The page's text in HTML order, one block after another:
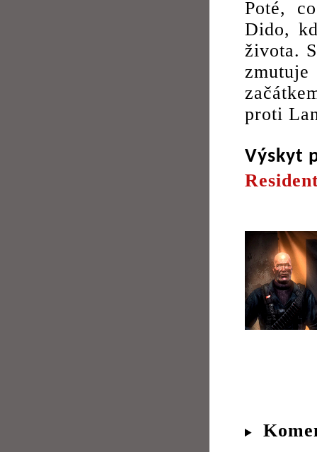
Poté,
Dido,
života.
proti
Výskyt